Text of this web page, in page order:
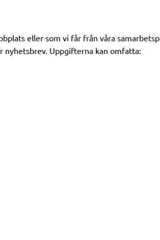
eller som vi får från våra
nyhetsbrev. Uppgifterna kan omfatta: